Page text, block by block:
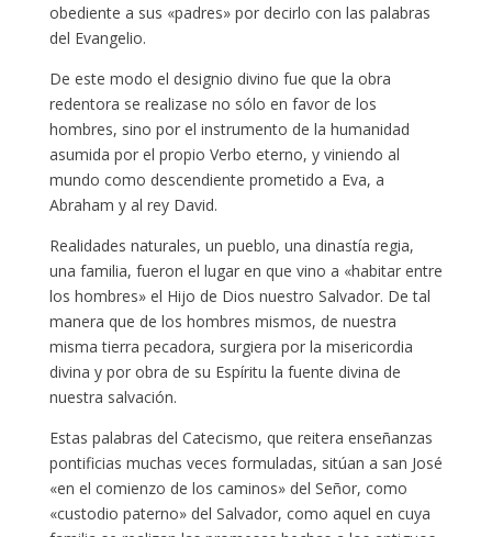
obediente a sus «padres» por decirlo con las palabras
del Evangelio.
De este modo el designio divino fue que la obra
redentora se realizase no sólo en favor de los
hombres, sino por el instrumento de la humanidad
asumida por el propio Verbo eterno, y viniendo al
mundo como descendiente prometido a Eva, a
Abraham y al rey David.
Realidades naturales, un pueblo, una dinastía regia,
una familia, fueron el lugar en que vino a «habitar entre
los hombres» el Hijo de Dios nuestro Salvador. De tal
manera que de los hombres mismos, de nuestra
misma tierra pecadora, surgiera por la misericordia
divina y por obra de su Espíritu la fuente divina de
nuestra salvación.
Estas palabras del Catecismo, que reitera enseñanzas
pontificias muchas veces formuladas, sitúan a san José
«en el comienzo de los caminos» del Señor, como
«custodio paterno» del Salvador, como aquel en cuya